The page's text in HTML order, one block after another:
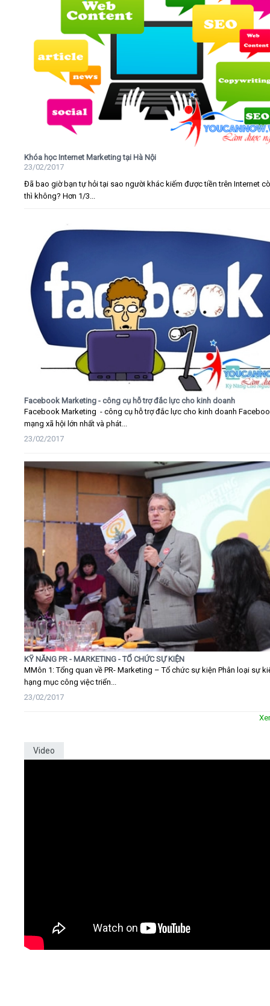
Khóa học Internet Marketing tại Hà Nội
23/02/2017
Đã bao giờ bạn tự hỏi tại sao người khác kiếm được tiền trên Internet
thì không? Hơn 1/3...
Facebook Marketing - công cụ hỗ trợ đắc lực cho kinh doanh
Facebook Marketing - công cụ hỗ trợ đắc lực cho kinh doanh
mạng xã hội lớn nhất và phát...
23/02/2017
KỸ NĂNG PR - MARKETING - TỔ CHỨC SỰ KIỆN
MMôn 1: Tổng quan về PR- Marketing – Tổ chức sự kiện Phân loại sự
hạng mục công việc triển...
23/02/2017
Video